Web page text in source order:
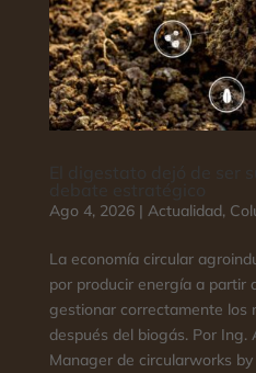
Ago 4, 2026| Actualidad,
La economía circular
por producir energía a partir
gestionar correctamente los
después del biogás. Por Ing.
Manager de circularworks